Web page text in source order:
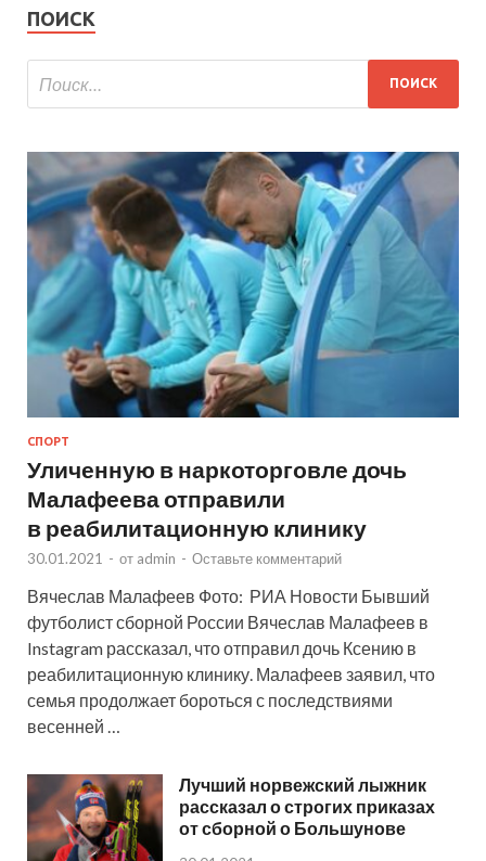
ПОИСК
СПОРТ
Уличенную в наркоторговле дочь
Малафеева отправили
в реабилитационную клинику
30.01.2021 - от admin - Оставьте комментарий
Вячеслав Малафеев Фото: РИА Новости Бывший
футболист сборной России Вячеслав Малафеев в
Instagram рассказал, что отправил дочь Ксению в
реабилитационную клинику. Малафеев заявил, что
семья продолжает бороться с последствиями
весенней …
Лучший норвежский лыжник
рассказал о строгих приказах
от сборной о Большунове